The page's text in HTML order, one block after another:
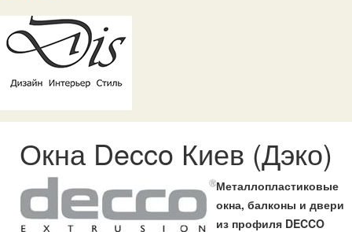
Окна Decco Киев (Дэко)
Металлопластиковые
окна, балконы и двери
из профиля DECCO